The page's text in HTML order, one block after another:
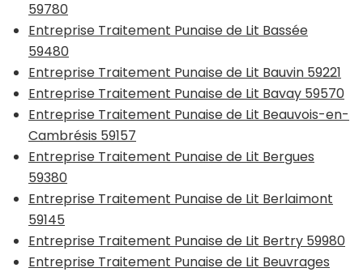
59780
Entreprise Traitement Punaise de Lit Bassée
59480
Entreprise Traitement Punaise de Lit Bauvin 59221
Entreprise Traitement Punaise de Lit Bavay 59570
Entreprise Traitement Punaise de Lit Beauvois-en-
Cambrésis 59157
Entreprise Traitement Punaise de Lit Bergues
59380
Entreprise Traitement Punaise de Lit Berlaimont
59145
Entreprise Traitement Punaise de Lit Bertry 59980
Entreprise Traitement Punaise de Lit Beuvrages